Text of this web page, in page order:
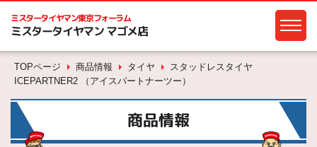
ミスタータイヤマン東京フォーラム
ミスタータイヤマン マゴメ店
TOPページ 商品情報 タイヤ
スタッドレスタイヤ
ICEPARTNER2 （アイスパートナーツー）
商品情報